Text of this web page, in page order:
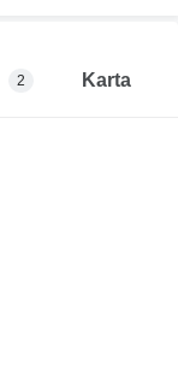
2 Karta